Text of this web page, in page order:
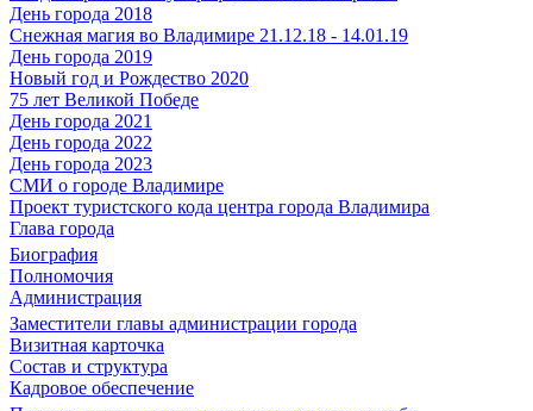
День города 2018
Снежная магия во Владимире 21.12.18 - 14.01.19
День города 2019
Новый год и Рождество 2020
75 лет Великой Победе
День города 2021
День города 2022
День города 2023
СМИ о городе Владимире
Проект туристского кода центра города Владимира
Глава города
Биография
Полномочия
Администрация
Заместители главы администрации города
Визитная карточка
Состав и структура
Кадровое обеспечение